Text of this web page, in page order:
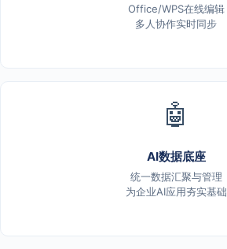
Office/WPS在线编辑
多人协作实时同步
🤖
AI数据底座
统一数据汇聚与管理
为企业AI应用夯实基础